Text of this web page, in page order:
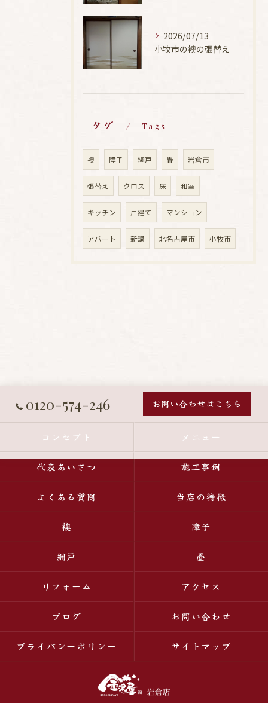
2026/07/13
小牧市の襖の張替え
タグ Tags
襖 障子 網戸 畳 岩倉市
張替え クロス 床 和室
キッチン 戸建て マンション
アパート 新調 北名古屋市 小牧市
0120-574-246 お問い合わせはこちら
コンセプト メニュー
代表あいさつ 施工事例
よくある質問 当店の特徴
襖 障子
網戸 畳
リフォーム アクセス
ブログ お問い合わせ
プライバシーポリシー サイトマップ